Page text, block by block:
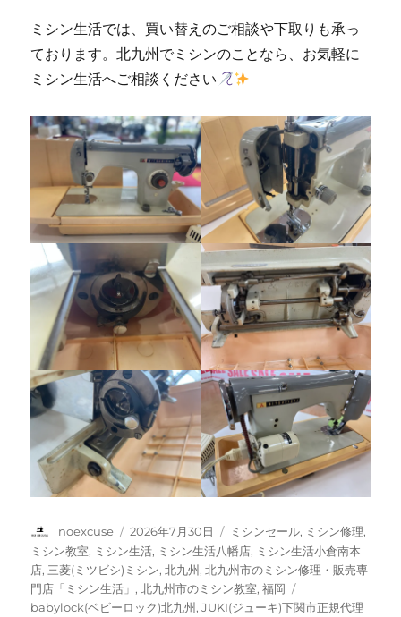
ミシン生活では、買い替えのご相談や下取りも承っ
ております。北九州でミシンのことなら、お気軽に
ミシン生活へご相談ください
投
稿
者
noexcuse
投
稿
日:
2026年7月30日
カ
テ
ゴ
リ
ー
ミシンセール, ミシン修理,
ミシン教室, ミシン生活, ミシン生活八幡店, ミシン生活小倉南本
店, 三菱(ミツビシ)ミシン,北九州,北九州市のミシン修理・販売専
門店「ミシン生活」 ,北九州市のミシン教室,福岡
グ
babylock(ベビーロック)北九州,JUKI(ジューキ)下関市正規代理